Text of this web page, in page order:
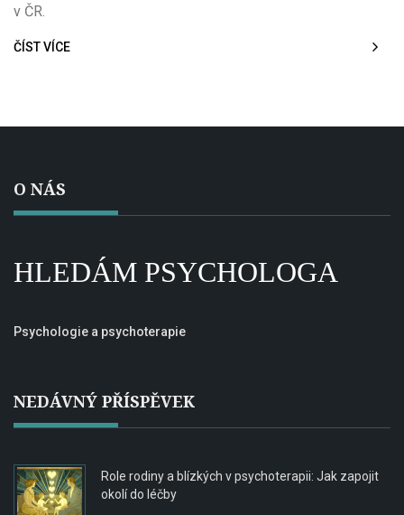
v ČR.
ČÍST VÍCE
O NÁS
HLEDÁM PSYCHOLOGA
Psychologie a psychoterapie
NEDÁVNÝ PŘÍSPĚVEK
Role rodiny a blízkých v psychoterapii: Jak zapojit
okolí do léčby